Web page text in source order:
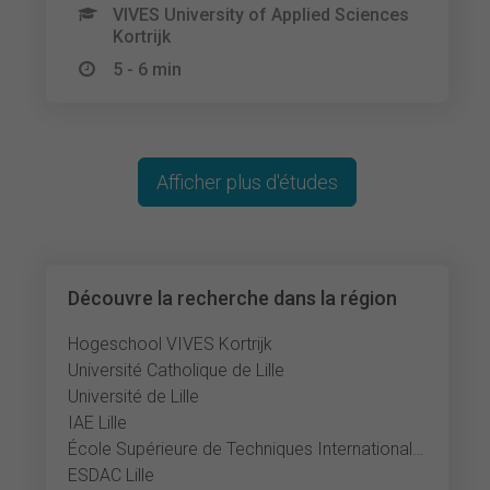
VIVES University of Applied Sciences
Kortrijk
5 - 6 min
Découvre la recherche dans la région
Hogeschool VIVES Kortrijk
Université Catholique de Lille
Université de Lille
IAE Lille
École Supérieure de Techniques Internationales du Commerce et de l'Exportation
ESDAC Lille
Afficher plus d'études